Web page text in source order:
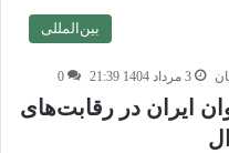
بین‌المللی
3 مرداد 1404 21:39 0
ایران در رقابت‌های